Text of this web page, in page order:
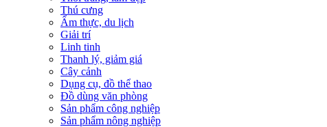
Thú cưng
Ẩm thực, du lịch
Giải trí
Linh tinh
Thanh lý, giảm giá
Cây cảnh
Dụng cụ, đồ thể thao
Đồ dùng văn phòng
Sản phẩm công nghiệp
Sản phẩm nông nghiệp